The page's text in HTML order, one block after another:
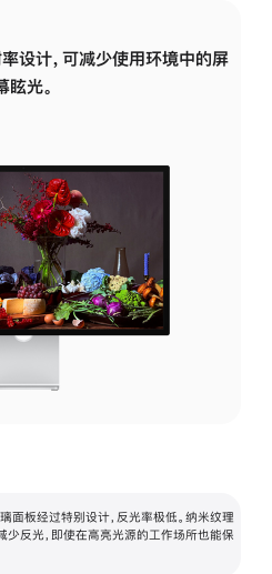
设计，可减少使用环境中的屏
眩光。
面板经过特别设计，反光率极低。纳米纹理
少反光，即使在高亮光源的工作场所也能保